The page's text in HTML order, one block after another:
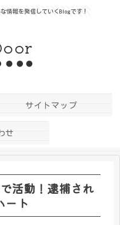
情報を発信していくBlogです！
サイトマップ
せ
活動！逮捕され
ート